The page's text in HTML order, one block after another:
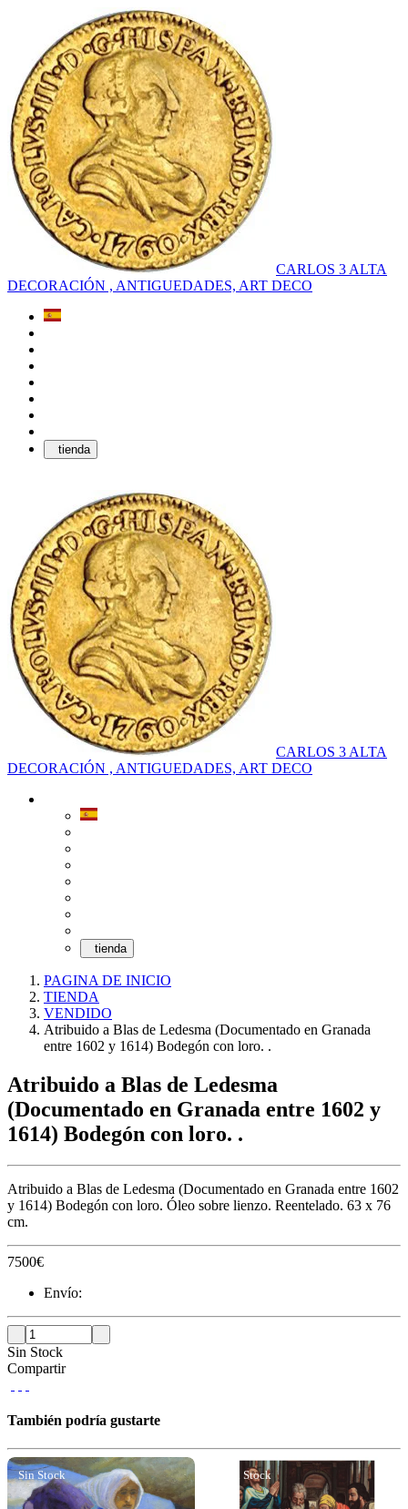
CARLOS 3 ALTA
DECORACIÓN , ANTIGUEDADES, ART DECO
tienda
CARLOS 3 ALTA
DECORACIÓN , ANTIGUEDADES, ART DECO
tienda
PAGINA DE INICIO
TIENDA
VENDIDO
Atribuido a Blas de Ledesma (Documentado en Granada
entre 1602 y 1614) Bodegón con loro. .
Atribuido a Blas de Ledesma
(Documentado en Granada entre 1602 y
1614) Bodegón con loro. .
Atribuido a Blas de Ledesma (Documentado en Granada entre 1602
y 1614) Bodegón con loro. Óleo sobre lienzo. Reentelado. 63 x 76
cm.
7500€
Envío:
Sin Stock
Compartir
También podría gustarte
Sin Stock Sin Stock